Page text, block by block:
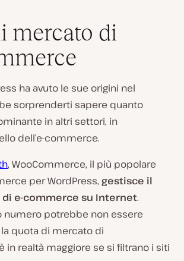
mercato di
ha avuto le sue origini nel
sorprenderti sapere quanto
in altri settori, in
dell’e-commerce.
, WooCommerce, il più popolare
per WordPress, gestisce il
di e-commerce su Internet.
numero potrebbe non essere
quota di mercato di
in realtà maggiore se si filtrano i siti